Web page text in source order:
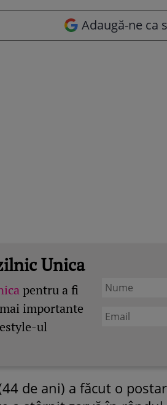
Adaugă-ne ca
Unica
pentru a fi
importante
ul
de ani) a făcut o